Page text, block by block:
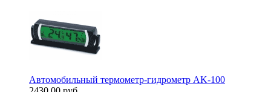
Автомобильный термометр-гидрометр AK-100